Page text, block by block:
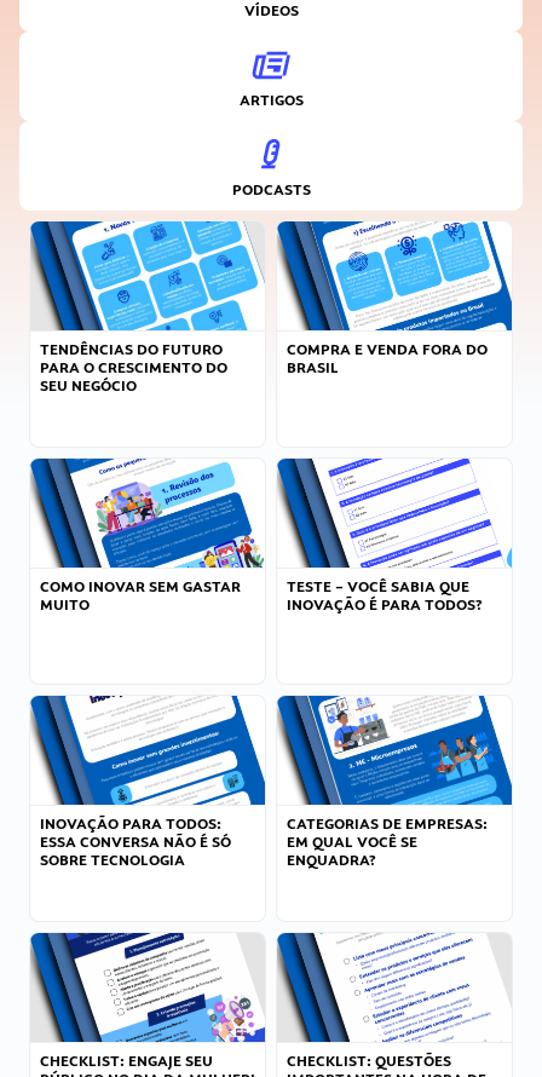
VÍDEOS
ARTIGOS
PODCASTS
TENDÊNCIAS DO FUTURO
PARA O CRESCIMENTO DO
SEU NEGÓCIO
COMPRA E VENDA FORA DO
BRASIL
COMO INOVAR SEM GASTAR
MUITO
TESTE – VOCÊ SABIA QUE
INOVAÇÃO É PARA TODOS?
INOVAÇÃO PARA TODOS:
ESSA CONVERSA NÃO É SÓ
SOBRE TECNOLOGIA
CATEGORIAS DE EMPRESAS:
EM QUAL VOCÊ SE
ENQUADRA?
CHECKLIST: ENGAJE SEU
CHECKLIST: QUESTÕES